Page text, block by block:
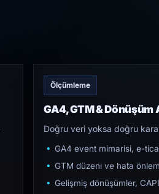
Ölçümleme
GA4, GTM & Dönüşüm
Doğru veri yoksa doğru
GA4 event mimarisi, e-
GTM düzeni ve hata
Gelişmiş dönüşümler,